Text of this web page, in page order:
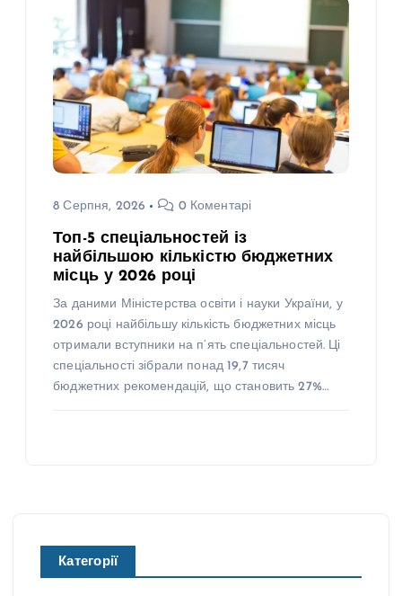
8 Серпня, 2026 0 Коментарі
Топ-5 спеціальностей із
найбільшою кількістю бюджетних
місць у 2026 році
За даними Міністерства освіти і науки України, у
2026 році найбільшу кількість бюджетних місць
отримали вступники на п’ять спеціальностей. Ці
спеціальності зібрали понад 19,7 тисяч
бюджетних рекомендацій, що становить 27%…
Категорії